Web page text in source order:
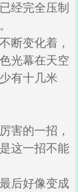
经完全压制
断变化着，
光幕在天空
有十几米
害的一招，
这一招不能
后好像变成